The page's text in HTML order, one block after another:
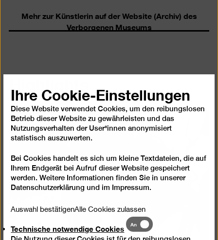
Mehr zur Künstlerin auf der Website (Archiv) des
Verborgenen Museums
Highlights
Ihre Cookie-Einstellungen
Diese Website verwendet Cookies, um den reibungslosen
Betrieb dieser Website zu gewährleisten und das
Nutzungsverhalten der User*innen anonymisiert
statistisch auszuwerten.
Bei Cookies handelt es sich um kleine Textdateien, die auf
Ihrem Endgerät bei Aufruf dieser Website gespeichert
werden. Weitere Informationen finden Sie in unserer
Datenschutzerklärung und im Impressum.
Auswahl bestätigenAlle Cookies zulassen
Technische notwendige Cookies
Technische
notwendige
An